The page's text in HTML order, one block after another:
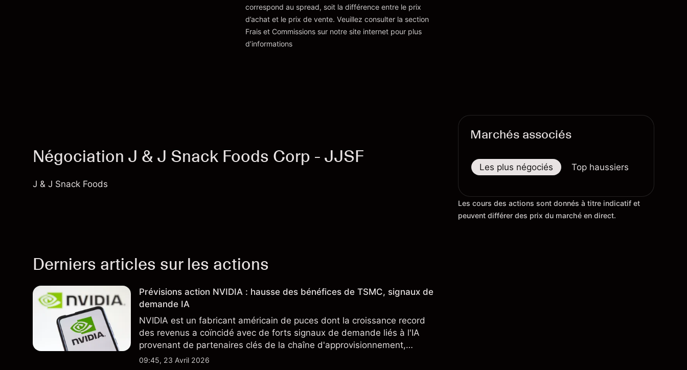
'Tarifs et Frais
correspond au spread, soit la différence entre le prix
d’achat et le prix de vente. Veuillez consulter la section
Frais et Commissions sur notre site internet pour plus
d’informations
Négociation J & J Snack Foods Corp - JJSF
J & J Snack Foods
Derniers articles sur les actions
Prévisions action NVIDIA : hausse des bénéfices de TSMC, signaux de
demande IA
NVIDIA est un fabricant américain de puces dont la croissance record
des revenus a coïncidé avec de forts signaux de demande liés à l'IA
provenant de partenaires clés de la chaîne d'approvisionnement,
notamment TSMC et ASML. Les performances passées ne préjugent pas
09:45, 23 Avril 2026
Marchés associés
Les plus négociés Top haussiers
Les cours des actions sont donnés à titre indicatif et
peuvent différer des prix du marché en direct.